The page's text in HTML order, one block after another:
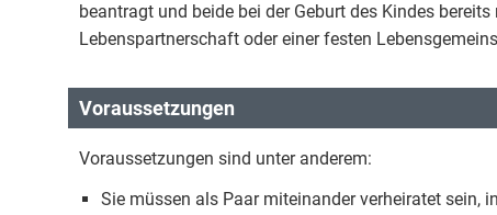
beantragt und beide bei der Geburt des Kindes
Lebenspartnerschaft oder einer festen
Voraussetzungen
Voraussetzungen sind unter anderem:
Sie müssen als Paar miteinander verheiratet sein,